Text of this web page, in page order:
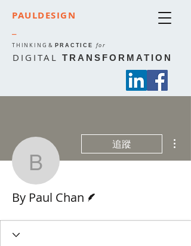
THINKING & PRACTICE for
PAULDESIGN
DIGITAL TRANSFORMATION
By Paul Chan
追蹤
By Paul Chan